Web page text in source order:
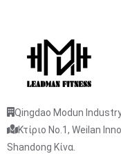
Qingdao Modun
Κτίριο No.1, Weilan
Shandong Κίνα.